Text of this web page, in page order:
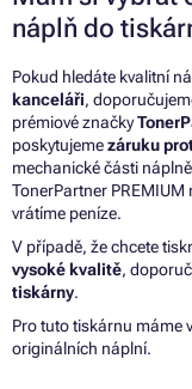
náplň do
Pokud hledáte kvalitní
kanceláři,
prémiové značky
poskytujemezáruku
mechanické části
TonerPartner
vrátíme peníze.
V případě, že chcete
vysoké kvalitě,
tiskárny.
Pro tuto tiskárnu máme
originálních náplní.